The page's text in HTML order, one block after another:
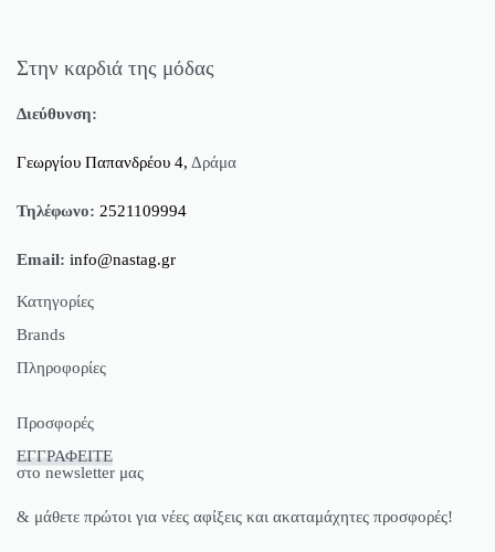
Στην καρδιά της μόδας
Διεύθυνση:
Γεωργίου Παπανδρέου 4, Δράμα
Τηλέφωνο: 2521109994
Email: info@nastag.gr
Κατηγορίες
Πανωφόρια
Φορέματα
Παντελόνια
T-shirt
Πουκάμισα
Brands
Sourloulou
Pepaloves
N2110
Bonendis
Πληροφορίες
Brands
Όροι Χρήσης
Τρόποι Πληρωμής
Προσφορές
Γυναικείες Μπλούζες Προσφορές
Φορέματα Προσφορές
ΕΓΓΡΑΦΕΙΤΕ
στο newsletter μας
& μάθετε πρώτοι για νέες αφίξεις και ακαταμάχητες προσφορές!